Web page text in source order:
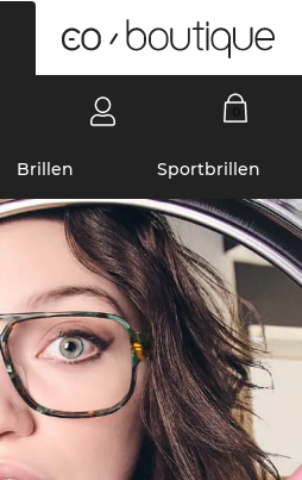
Brillen Sportbrillen